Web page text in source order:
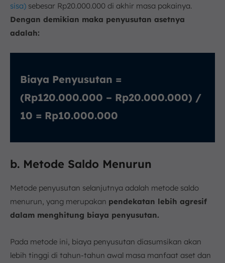
sisa) sebesar Rp20.000.000 di akhir masa pakainya.
Dengan demikian maka penyusutan asetnya
adalah:
Biaya Penyusutan =
(Rp120.000.000 – Rp20.000.000) /
10 = Rp10.000.000
b. Metode Saldo Menurun
Metode penyusutan selanjutnya adalah metode saldo
menurun, yang merupakan pendekatan lebih agresif
dalam menghitung biaya penyusutan.
Pada metode ini, biaya penyusutan diasumsikan akan
lebih tinggi di tahun-tahun awal masa manfaat aset dan